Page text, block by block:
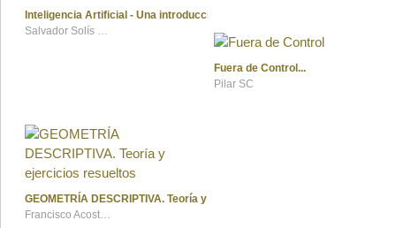
Inteligencia Artificial - Una introducción práctica
Salvador Solís Rizo
Fuera de Control
Pilar SC
GEOMETRÍA DESCRIPTIVA. Teoría y ejercicios resueltos
Francisco Acosta Ruiz y Ma. Cristina Pérez Lazo de la Vega